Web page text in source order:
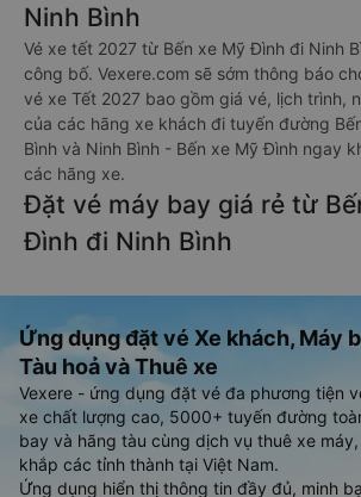
Ninh Bình
Vé xe tết 2027 từ Bến xe Mỹ Đình đi Ninh
công bố. Vexere.com sẽ sớm thông báo
vé xe Tết 2027 bao gồm giá vé, lịch trình,
của các hãng xe khách đi tuyến đường
Bình và Ninh Bình - Bến xe Mỹ Đình ngay
các hãng xe.
Đặt vé máy bay giá rẻ từ
Đình đi Ninh Bình
Ứng dụng đặt vé Xe khách, Máy
Tàu hoả và Thuê xe
Vexere - ứng dụng đặt vé đa phương tiện
xe chất lượng cao, 5000+ tuyến đường
bay và hãng tàu cùng dịch vụ thuê xe
khắp các tỉnh thành tại Việt Nam.
Ứng dụng hiển thị thông tin đầy đủ, minh